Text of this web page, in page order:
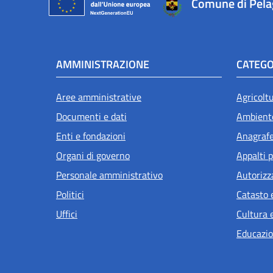
AMMINISTRAZIONE
Aree amministrative
Documenti e dati
Enti e fondazioni
Organi di governo
Personale amministrativo
Politici
Uffici
Appalti
Catasto
Cultura